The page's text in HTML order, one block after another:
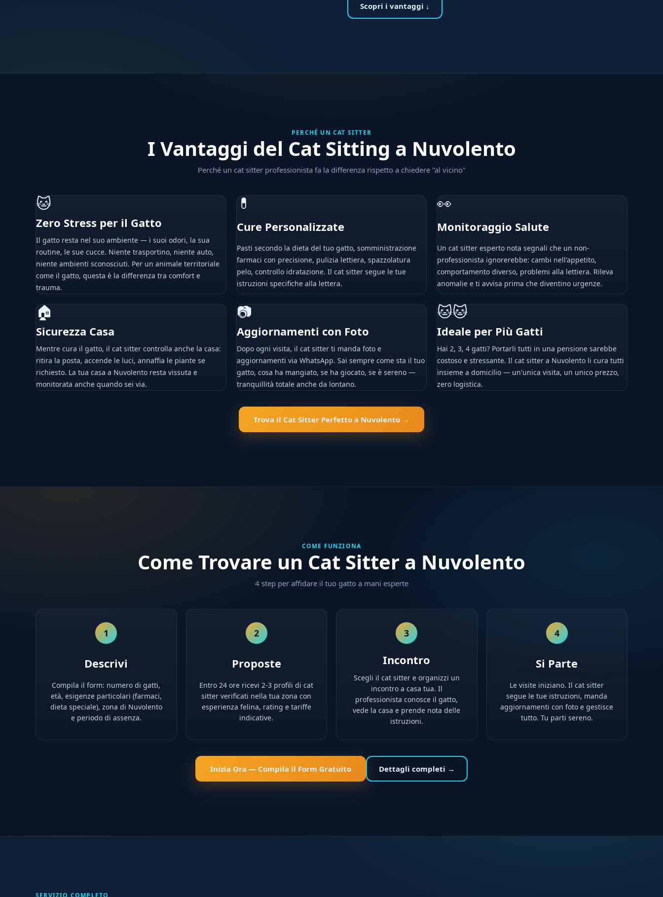
Scopri i vantaggi ↓
PERCHÉ UN CAT SITTER
I Vantaggi del Cat Sitting a Nuvolento
Perché un cat sitter professionista fa la differenza rispetto a chiedere "al vicino"
🐱
Zero Stress per il Gatto
Il gatto resta nel suo ambiente — i suoi odori, la sua
routine, le sue cucce. Niente trasportino, niente auto,
niente ambienti sconosciuti. Per un animale territoriale
come il gatto, questa è la differenza tra comfort e
trauma.
💊
Cure Personalizzate
Pasti secondo la dieta del tuo gatto, somministrazione
farmaci con precisione, pulizia lettiera, spazzolatura
pelo, controllo idratazione. Il cat sitter segue le tue
istruzioni specifiche alla lettera.
👀
Monitoraggio Salute
Un cat sitter esperto nota segnali che un non-
professionista ignorerebbe: cambi nell'appetito,
comportamento diverso, problemi alla lettiera. Rileva
anomalie e ti avvisa prima che diventino urgenze.
🏠
Sicurezza Casa
Mentre cura il gatto, il cat sitter controlla anche la casa:
ritira la posta, accende le luci, annaffia le piante se
richiesto. La tua casa a Nuvolento resta vissuta e
monitorata anche quando sei via.
📷
Aggiornamenti con Foto
Dopo ogni visita, il cat sitter ti manda foto e
aggiornamenti via WhatsApp. Sai sempre come sta il tuo
gatto, cosa ha mangiato, se ha giocato, se è sereno —
tranquillità totale anche da lontano.
🐱🐱
Ideale per Più Gatti
Hai 2, 3, 4 gatti? Portarli tutti in una pensione sarebbe
costoso e stressante. Il cat sitter a Nuvolento li cura tutti
insieme a domicilio — un'unica visita, un unico prezzo,
zero logistica.
Trova il Cat Sitter Perfetto a Nuvolento →
COME FUNZIONA
Come Trovare un Cat Sitter a Nuvolento
4 step per affidare il tuo gatto a mani esperte
1
Descrivi
Compila il form: numero di gatti,
età, esigenze particolari (farmaci,
dieta speciale), zona di Nuvolento
e periodo di assenza.
2
Proposte
Entro 24 ore ricevi 2-3 profili di cat
sitter verificati nella tua zona con
esperienza felina, rating e tariffe
indicative.
3
Incontro
Scegli il cat sitter e organizzi un
incontro a casa tua. Il
professionista conosce il gatto,
vede la casa e prende nota delle
istruzioni.
4
Si Parte
Le visite iniziano. Il cat sitter
segue le tue istruzioni, manda
aggiornamenti con foto e gestisce
tutto. Tu parti sereno.
Inizia Ora — Compila il Form Gratuito Dettagli completi →
SERVIZIO COMPLETO